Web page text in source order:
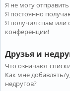
Я не могу
Я постоянно
Я получил спам или
конференции!
Друзья и
Что означают
Как мне добавлять/
недругов?